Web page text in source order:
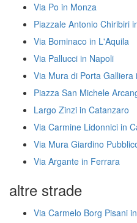
Via Po in Monza
Piazzale Antonio Chiribiri
Via Bominaco in L'Aquila
Via Pallucci in Napoli
Via Mura di Porta Galliera
Piazza San Michele
Largo Zinzi in Catanzaro
Via Carmine Lidonnici in
Via Mura Giardino
Via Argante in Ferrara
altre strade
Via Carmelo Borg Pisani